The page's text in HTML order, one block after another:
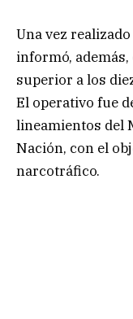
Una vez
informó,
superior a los
El operativo fue
lineamientos del
Nación, con el
narcotráfico.